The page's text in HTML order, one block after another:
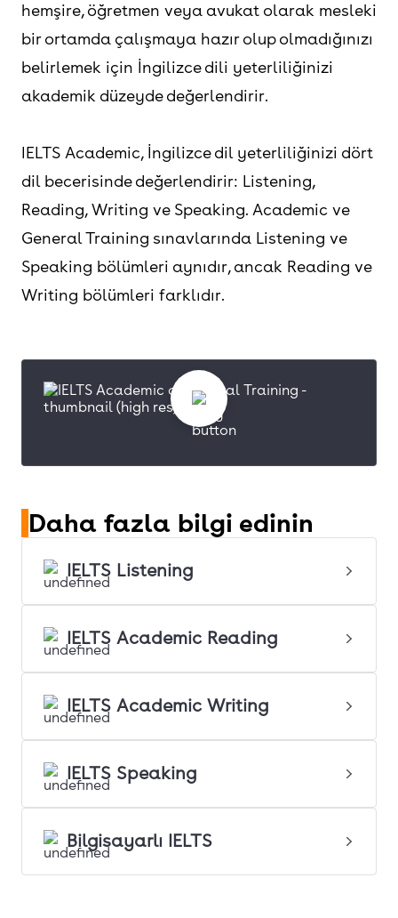
hemşire, öğretmen veya avukat olarak mesleki
bir ortamda çalışmaya hazır olup olmadığınızı
belirlemek için İngilizce dili yeterliliğinizi
akademik düzeyde değerlendirir.
IELTS Academic, İngilizce dil yeterliliğinizi dört
dil becerisinde değerlendirir: Listening,
Reading, Writing ve Speaking. Academic ve
General Training sınavlarında Listening ve
Speaking bölümleri aynıdır, ancak Reading ve
Writing bölümleri farklıdır.
Daha fazla bilgi edinin
IELTS Listening
IELTS Academic Reading
IELTS Academic Writing
IELTS Speaking
Bilgisayarlı IELTS